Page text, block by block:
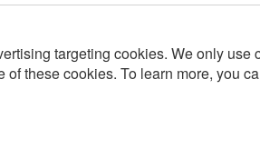
targeting cookies. We only use
these cookies. To learn more, you